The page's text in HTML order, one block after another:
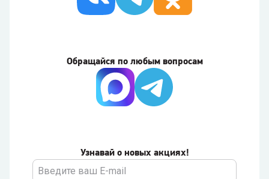
Узнавай о новых акциях!
Обращайся по любым вопросам